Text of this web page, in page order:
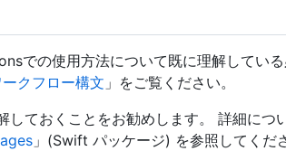
での使用方法について既に理解している
クフロー構文 」をご覧ください。
しておくことをお勧めします。 詳細につ
」(Swift パッケージ) を参照してくだ